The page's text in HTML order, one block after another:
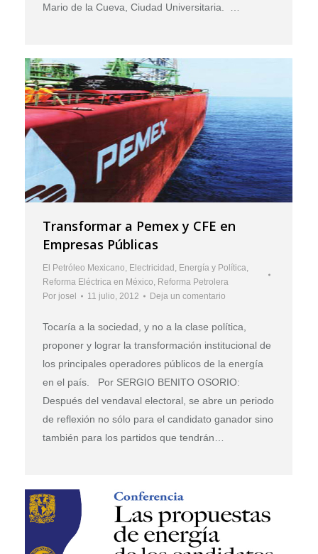
Mario de la Cueva, Ciudad Universitaria. …
Transformar a Pemex y CFE en
Empresas Públicas
El Petróleo Mexicano, Electricidad , Energía y Política,
Reforma Eléctrica en México, Reforma Petrolera
Por josel 11 julio, 2012 Deja un comentario
Tocaría a la sociedad, y no a la clase política,
proponer y lograr la transformación institucional de
los principales operadores públicos de la energía
en el país. Por SERGIO BENITO OSORIO:
Después del vendaval electoral, se abre un periodo
de reflexión no sólo para el candidato ganador sino
también para los partidos que tendrán…